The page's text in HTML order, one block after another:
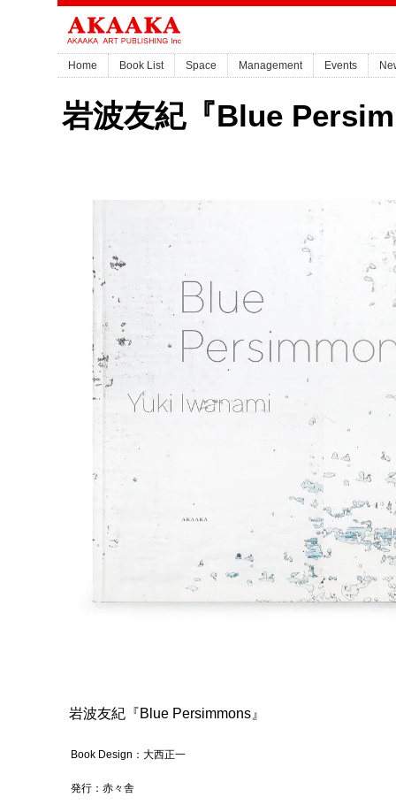
Home Book List Space Management Events
岩波友紀『Blue
岩波友紀『Blue Persimmons 』
Book Design：大西正一
発行：赤々舎